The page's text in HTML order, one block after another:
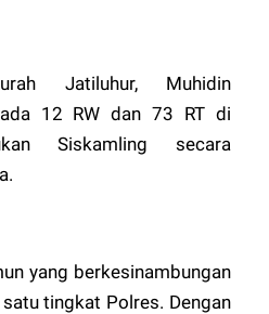
Jatiluhur, Muhidin
12 RW dan 73 RT di
Siskamling secara
yang berkesinambungan
satu tingkat Polres. Dengan